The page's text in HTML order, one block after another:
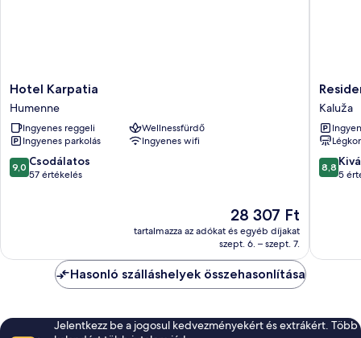
Hotel
Karpatia
Humenne
Hotel Karpatia
Humenne
Ingyenes reggeli
Wellnessfürdő
Ingyenes parkolás
Ingyenes wifi
9.0
ennyiből:
9,0 Csodálatos
57 értékelés
Az
ár
28 307 Ft
28 307 Ft
tartalmazza az adókat és egyéb díjakat
szept. 6. – szept. 7.
ŠÍRAVA
Kaluža
Kaluža
8.8
8,8
5
Hasonló szálláshelyek összehasonlítása
Jelentkezz be a jogosul kedvezményekért és extrákért. Több